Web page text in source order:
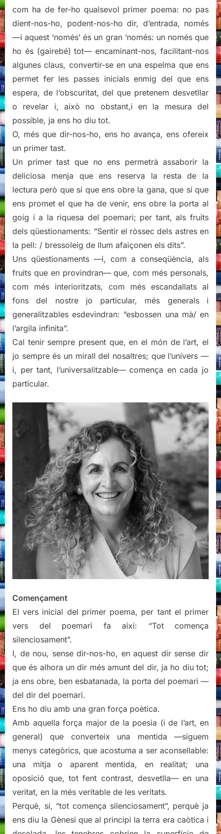
com ha de fer-ho qualsevol primer poema: no pas
dient-nos-ho, podent-nos-ho dir, d’entrada, només
—i aquest ‘només’ és un gran ‘només: un només que
ho és (gairebé) tot— encaminant-nos, facilitant-nos
algunes claus, convertir-se en una espelma que ens
permet fer les passes inicials enmig del que ens
espera, de l’obscuritat, del que pretenem desvetllar
o revelar i, això no obstant,i en la mesura del
possible, ja ens ho diu tot.
O, més que dir-nos-ho, ens ho avança, ens ofereix
un primer tast.
Un primer tast que no ens permetrà assaborir la
deliciosa menja que ens reserva la resta de la
lectura però que sí que ens obre la gana, que sí que
ens promet el que ha de venir, ens obre la porta al
goig i a la riquesa del poemari; per tant, als fruits
dels qüestionaments: “Sentir el ròssec dels astres en
la pell: / bressoleig de llum afaiçonen els dits”.
Uns qüestionaments —i, com a conseqüència, als
fruits que en provindran— que, com més personals,
com més interioritzats, com més escandallats al
fons del nostre jo particular, més generals i
generalitzables esdevindran: “esbossen una mà/ en
l’argila infinita”.
Cal tenir sempre present que, en el món de l’art, el
jo sempre és un mirall del nosaltres; que l’univers —
i, per tant, l’universalitzable— comença en cada jo
particular.
Començament
El vers inicial del primer poema, per tant el primer
vers del poemari fa així: “Tot comença
silenciosament”.
I, de nou, sense dir-nos-ho, en aquest dir sense dir
que és alhora un dir més amunt del dir, ja ho diu tot;
ja ens obre, ben esbatanada, la porta del poemari —
del dir del poemari.
Ens ho diu amb una gran força poètica.
Amb aquella força major de la poesia (i de l’art, en
general) que converteix una mentida —siguem
menys categòrics, que acostuma a ser aconsellable:
una mitja o aparent mentida, en realitat; una
oposició que, tot fent contrast, desvetlla— en una
veritat, en la més veritable de les veritats.
Perquè, sí, “tot comença silenciosament”, perquè ja
ens diu la Gènesi que al principi la terra era caòtica i